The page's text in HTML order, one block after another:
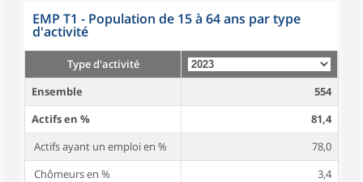
EMP T1 - Population de 15 à 64 ans par type
d'activité
Type d'activité
Ensemble
554
Actifs en %
81,4
Actifs ayant un emploi en %
78,0
Chômeurs en %
3,4